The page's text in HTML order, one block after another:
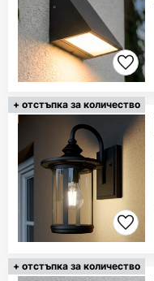
+ отстъпка за количество
+ отстъпка за количество